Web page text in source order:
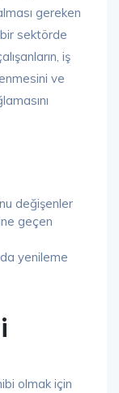
gereken
sektörde
iş
ve
değişenler
geçen
yenileme
olmak için